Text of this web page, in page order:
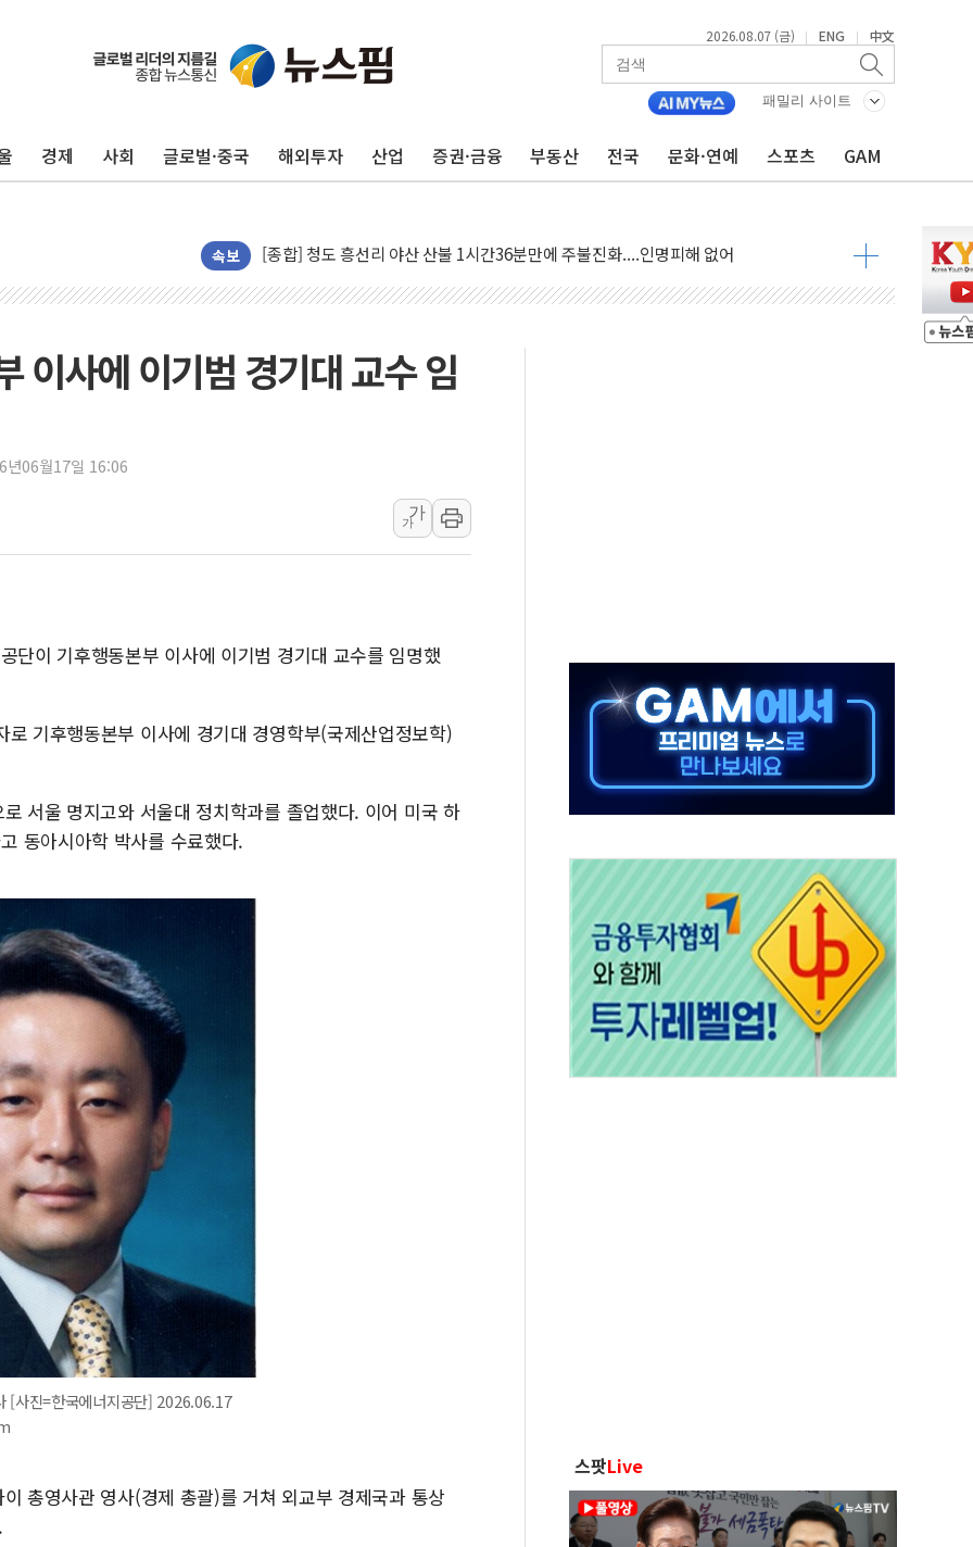
2026.08.07 (금) | ENG | 中文
패밀리 사이트
경제 사회 글로벌·중국 해외투자 산업 증권·금융 부동산 전국 문화·연예 스포츠 GAM
속보
캠코, 5918억원 규모 압류재산 1506건 공매
[시승기] 공간·승차감 잡은 볼보 EX90…'올 터치'는 호불호
한미 법카 제보자 "신동국과 무관…자료는 전·현직 직원으로부터 확보"
라인게임즈, '콰이어트' 테스트 참가자 3만 명 돌파
네이버, AI 브리핑 도입 후 블로그 창작자 지원 규모 2배 확대
SKT, '8월 월간 럭키 페스타' 실시...휴대폰 결제 최대 6000원 할인
원주시, 첨단의료복합단지 지정 준비 본격화…'AI 데이터 기반 메디테크 혁신허브' 구상
삼척시, 무건리 이끼폭포 생태탐방로 출입 통제
'해병 순직 책임' 임성근 전 사단장 항소심도 징역 3년
NH농협은행, 모두투어 제휴 여행적금 완판
민병덕 "오늘 67개 점포 영업 재개...장바구니에 홈플러스 담아달라" 호소
이사에 이기범 경기대 교수 임
년06월17일 16:06
가
가
단이 기후행동본부 이사에 이기범 경기대 교수를 임명했
기후행동본부 이사에 경기대 경영학부(국제산업정보학)
서울 명지고와 서울대 정치학과를 졸업했다. 이어 미국 하
동아시아학 박사를 수료했다.
[사진=한국에너지공단] 2026.06.17
총영사관 영사(경제 총괄)를 거쳐 외교부 경제국과 통상
스팟Live